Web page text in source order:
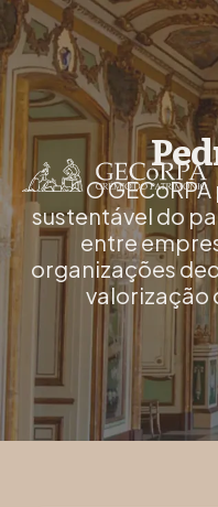
O
sustentável do
entre
organizações
valorização